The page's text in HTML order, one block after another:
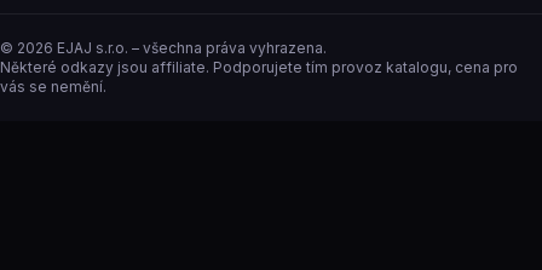
© 2026 EJAJ s.r.o. – všechna práva vyhrazena.
Některé odkazy jsou affiliate. Podporujete tím provoz katalogu, cena pro
vás se nemění.